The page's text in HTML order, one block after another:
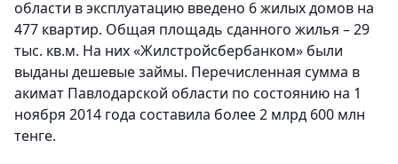
области в эксплуатацию введено 6 жилых домов на
477 квартир. Общая площадь сданного жилья – 29
тыс. кв.м. На них «Жилстройсбербанком» были
выданы дешевые займы. Перечисленная сумма в
акимат Павлодарской области по состоянию на 1
ноября 2014 года составила более 2 млрд 600 млн
тенге.